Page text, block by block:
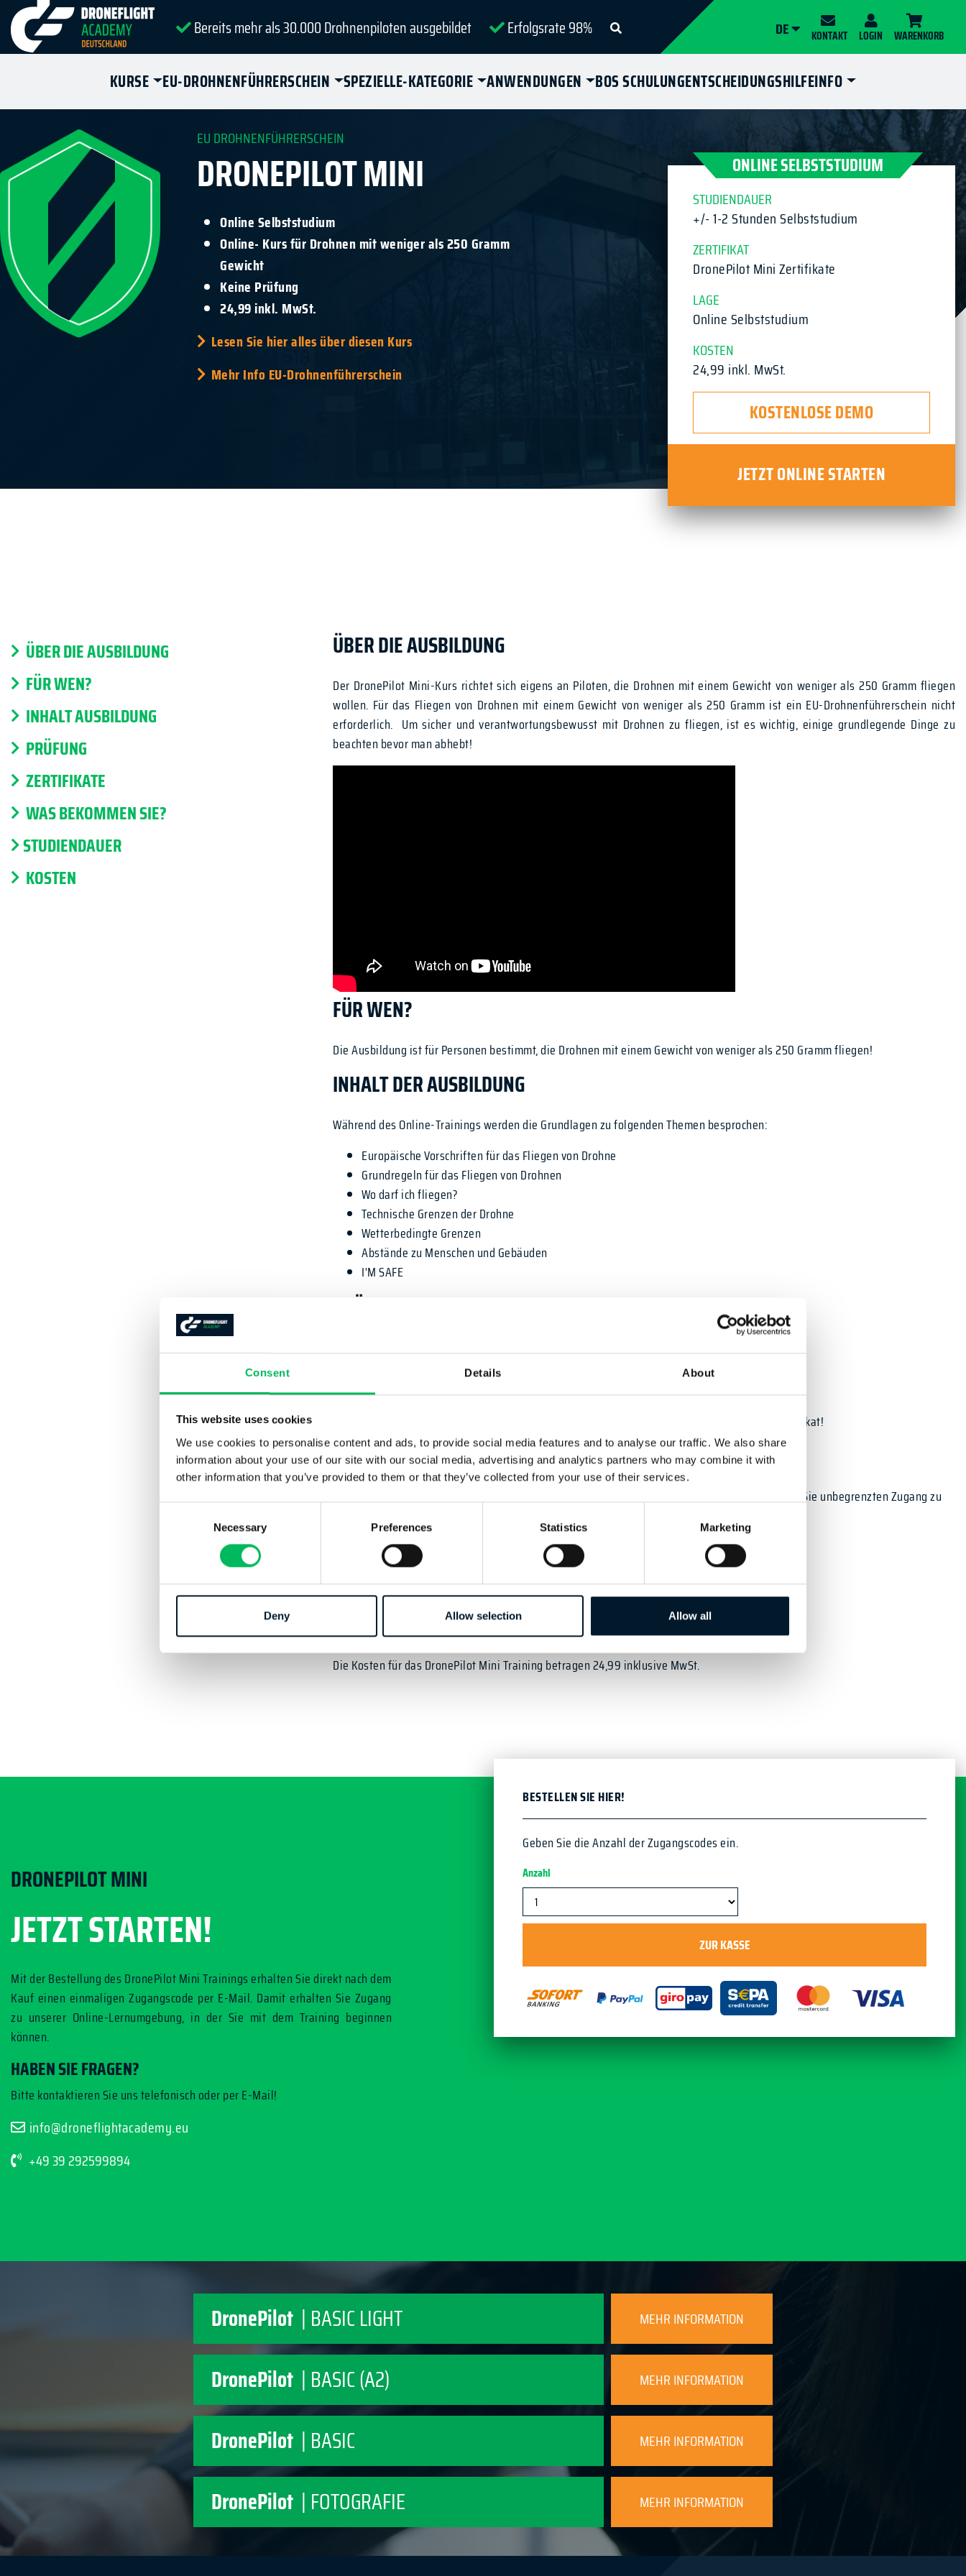
Consent Details About
This website uses cookies
We use cookies to personalise content and ads, to provide social media features and to analyse our traffic. We also share
information about your use of our site with our social media, advertising and analytics partners who may combine it with
other information that you’ve provided to them or that they’ve collected from your use of their services.
Necessary Preferences Statistics Marketing
Deny Allow selection Allow all
Bereits mehr als 30.000 Drohnenpiloten ausgebildet Erfolgsrate 98% DE KONTAKT LOGIN WARENKORB
KURSE EU-DROHNENFÜHRERSCHEIN SPEZIELLE-KATEGORIE ANWENDUNGEN BOS SCHULUNGENTSCHEIDUNGSHILFEINFO
EU DROHNENFÜHRERSCHEIN
DRONEPILOT MINI
Online Selbststudium
Online- Kurs für Drohnen mit weniger als 250 Gramm
Gewicht
Keine Prüfung
24,99 inkl. MwSt.
Lesen Sie hier alles über diesen Kurs
Mehr Info EU-Drohnenführerschein
ONLINE SELBSTSTUDIUM
STUDIENDAUER
+/- 1-2 Stunden Selbststudium
ZERTIFIKAT
DronePilot Mini Zertifikate
LAGE
Online Selbststudium
KOSTEN
24,99 inkl. MwSt.
KOSTENLOSE DEMO
JETZT ONLINE STARTEN
ÜBER DIE AUSBILDUNG
FÜR WEN?
INHALT AUSBILDUNG
PRÜFUNG
ZERTIFIKATE
WAS BEKOMMEN SIE?
STUDIENDAUER
KOSTEN
ÜBER DIE AUSBILDUNG
Der DronePilot Mini-Kurs richtet sich eigens an Piloten, die Drohnen mit einem Gewicht von weniger als 250 Gramm fliegen
wollen. Für das Fliegen von Drohnen mit einem Gewicht von weniger als 250 Gramm ist ein EU-Drohnenführerschein nicht
erforderlich. Um sicher und verantwortungsbewusst mit Drohnen zu fliegen, ist es wichtig, einige grundlegende Dinge zu
beachten bevor man abhebt!
FÜR WEN?
Die Ausbildung ist für Personen bestimmt, die Drohnen mit einem Gewicht von weniger als 250 Gramm fliegen!
INHALT DER AUSBILDUNG
Während des Online-Trainings werden die Grundlagen zu folgenden Themen besprochen:
Europäische Vorschriften für das Fliegen von Drohne
Grundregeln für das Fliegen von Drohnen
Wo darf ich fliegen?
Technische Grenzen der Drohne
Wetterbedingte Grenzen
Abstände zu Menschen und Gebäuden
I'M SAFE
PRÜFUNG
Nach Abschluss des Online-Kurses erhalten Sie das Drone Flight Academy DronePilot Mini Zertifikat!
WAS BEKOMMEN SIE?
Nach dem Kauf des Kurses erhalten Sie einen einmaligen Zugangscode. Mit diesem Code haben Sie unbegrenzten Zugang zu
STUDIENDAUER
Der durchschnittliche Kursteilnehmer verbringt etwa 1-2 Stunden mit dem Online-Kurs.
Die Kosten für das DronePilot Mini Training betragen 24,99 inklusive MwSt.
DRONEPILOT MINI
JETZT STARTEN!
Mit der Bestellung des DronePilot Mini Trainings erhalten Sie direkt nach dem
Kauf einen einmaligen Zugangscode per E-Mail. Damit erhalten Sie Zugang
zu unserer Online-Lernumgebung, in der Sie mit dem Training beginnen
können.
HABEN SIE FRAGEN?
Bitte kontaktieren Sie uns telefonisch oder per E-Mail!
info@droneflightacademy.eu
+49 39 292599894
BESTELLEN SIE HIER!
Geben Sie die Anzahl der Zugangscodes ein.
Anzahl
DronePilot | BASIC LIGHT MEHR INFORMATION
DronePilot | BASIC (A2) MEHR INFORMATION
DronePilot | BASIC MEHR INFORMATION
DronePilot | FOTOGRAFIE MEHR INFORMATION